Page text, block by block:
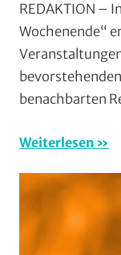
REDAKTION –
Wochenende“
benachbarten
Weiterlesen